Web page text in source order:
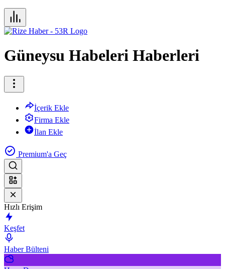
Güneysu Habeleri Haberleri
İçerik Ekle
Firma Ekle
İlan Ekle
Premium'a Geç
Hızlı Erişim
Keşfet
Haber Bülteni